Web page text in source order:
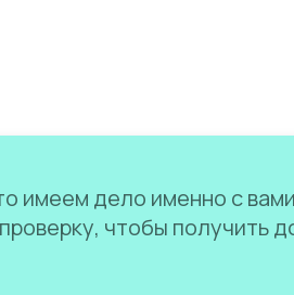
имеем дело именно с
чтобы получить